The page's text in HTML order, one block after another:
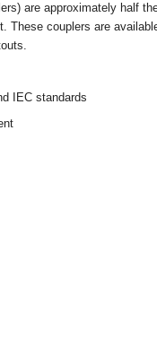
are approximately half
These couplers are
IEC standards